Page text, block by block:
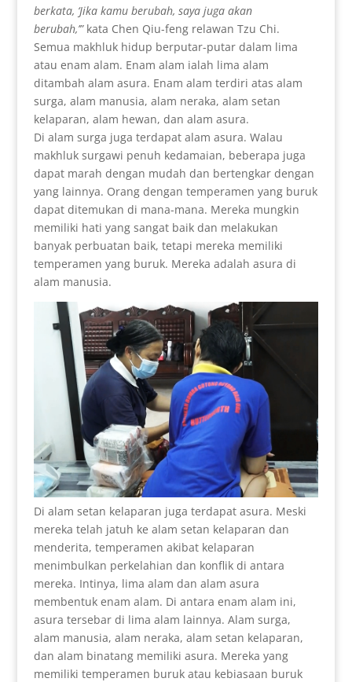
berkata, ‘Jika kamu berubah, saya juga akan
berubah,’”kata Chen Qiu-feng relawan Tzu Chi.
Semua makhluk hidup berputar-putar dalam lima
atau enam alam. Enam alam ialah lima alam
ditambah alam asura. Enam alam terdiri atas alam
surga, alam manusia, alam neraka, alam setan
kelaparan, alam hewan, dan alam asura.
Di alam surga juga terdapat alam asura. Walau
makhluk surgawi penuh kedamaian, beberapa juga
dapat marah dengan mudah dan bertengkar dengan
yang lainnya. Orang dengan temperamen yang buruk
dapat ditemukan di mana-mana. Mereka mungkin
memiliki hati yang sangat baik dan melakukan
banyak perbuatan baik, tetapi mereka memiliki
temperamen yang buruk. Mereka adalah asura di
alam manusia.
Di alam setan kelaparan juga terdapat asura. Meski
mereka telah jatuh ke alam setan kelaparan dan
menderita, temperamen akibat kelaparan
menimbulkan perkelahian dan konflik di antara
mereka. Intinya, lima alam dan alam asura
membentuk enam alam. Di antara enam alam ini,
asura tersebar di lima alam lainnya. Alam surga,
alam manusia, alam neraka, alam setan kelaparan,
dan alam binatang memiliki asura. Mereka yang
memiliki temperamen buruk atau kebiasaan buruk